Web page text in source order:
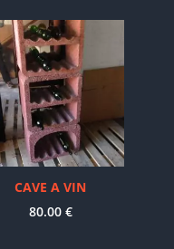
CAVE A VIN
80.00 €